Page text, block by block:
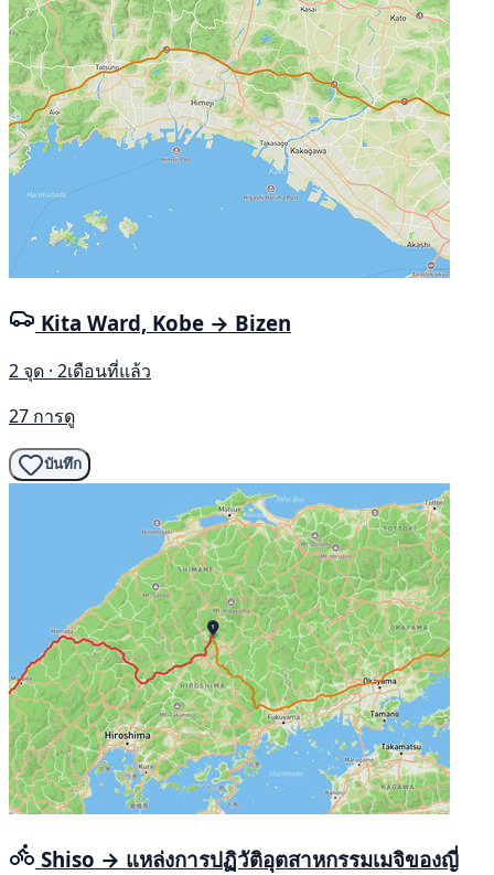
Kita Ward, Kobe → Bizen
2 จุด · 2เดือนที่แล้ว
27 การดู
บันทึก
Shiso → แหล่งการปฏิวัติอุตสาหกรรมเมจิของญี่